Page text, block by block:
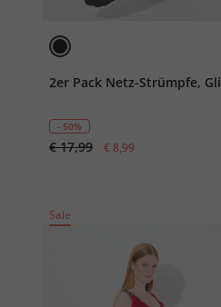
2er Pack Netz-Strümpfe,
- 50%
€ 17,99 € 8,99
Sale